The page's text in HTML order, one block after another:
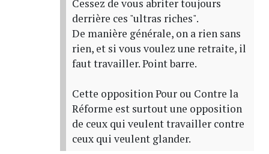
Cessez de vous abriter toujours
derrière ces "ultras riches".
De manière générale, on a rien sans
rien, et si vous voulez une retraite, il
faut travailler. Point barre.
Cette opposition Pour ou Contre la
Réforme est surtout une opposition
de ceux qui veulent travailler contre
ceux qui veulent glander.